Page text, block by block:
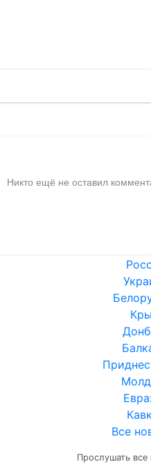
Никто ещё не оставил
Все
Прослушать все